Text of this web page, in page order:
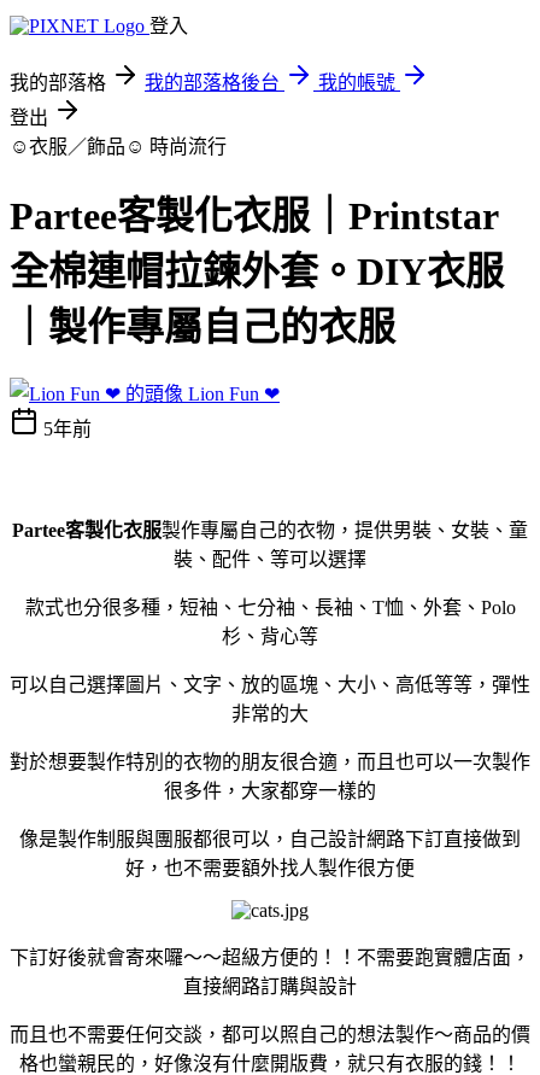
登入
我的部落格 我的部落格後台
我的帳號
登出
☺衣服／飾品☺ 時尚流行
Partee客製化衣服｜Printstar
全棉連帽拉鍊外套。DIY衣服
｜製作專屬自己的衣服
Lion Fun ❤
5年前
Partee客製化衣服製作專屬自己的衣物，提供男裝、女裝、童
裝、配件、等可以選擇
款式也分很多種，短袖、七分袖、長袖、T恤、外套、Polo
杉、背心等
可以自己選擇圖片、文字、放的區塊、大小、高低等等，彈性
非常的大
對於想要製作特別的衣物的朋友很合適，而且也可以一次製作
很多件，大家都穿一樣的
像是製作制服與團服都很可以，自己設計網路下訂直接做到
好，也不需要額外找人製作很方便
下訂好後就會寄來囉～～超級方便的！！不需要跑實體店面，
直接網路訂購與設計
而且也不需要任何交談，都可以照自己的想法製作～商品的價
格也蠻親民的，好像沒有什麼開版費，就只有衣服的錢！！